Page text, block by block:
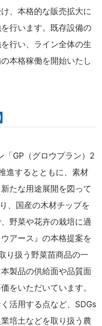
、本格的な販売拡大に
行います。既存設備の
行い、ライン全体の生
本格稼働を開始いたし
「GP（グロウプラン）2
進するとともに、素材
たな用途展開を図って
、国産の木材チップを
野菜や花卉の栽培に適
アース』の本格提案を
り扱う野菜苗商品の一
製品の供給面や品質面
をいただいています。
活用する点など、SDGs
培土などを取り扱う農